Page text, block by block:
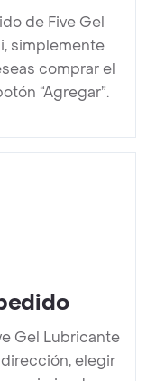
de Five Gel
simplemente
comprar el
“Agregar”.
Gel Lubricante
elegir